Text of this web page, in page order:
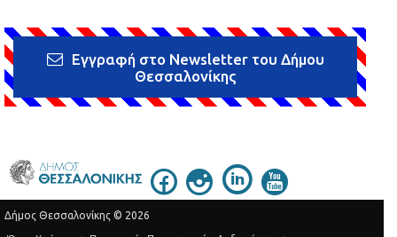
Εγγραφή στο Newsletter του Δήμου
Θεσσαλονίκης
Δήμος Θεσσαλονίκης © 2026